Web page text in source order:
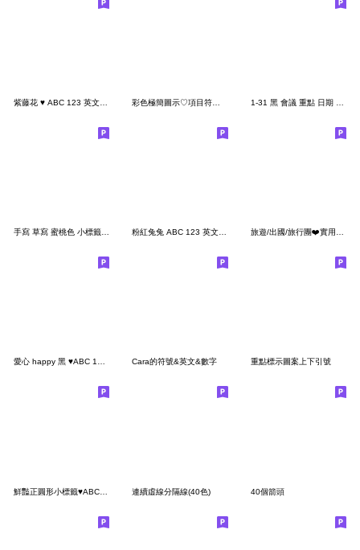
愛心 happy 黑 ♥ABC 123 英文 數字 字母 Cara的符號&英文&數字 重點標示圖案上下引號
連續虛線分隔線(40色) 40個箭頭